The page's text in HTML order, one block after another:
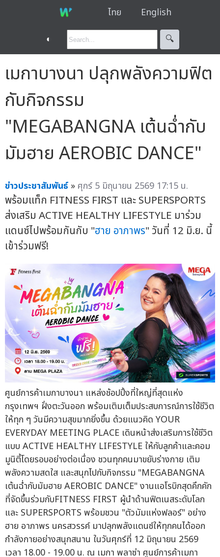
ไทย English
◐ 🔍︎
เมกาบางนา ปลุกพลังความฟิต
กับกิจกรรม
"MEGABANGNA เต้นฉ่ำกับ
มัมฮาย AEROBIC DANCE"
ข่าวประชาสัมพันธ์ » ศุกร์ 5 มิถุนายน 2569 17:15 น.
พร้อมแท็ก FITNESS FIRST และ SUPERSPORTS
ส่งเสริม ACTIVE HEALTHY LIFESTYLE มาร่วม
แดนซ์ไปพร้อมกันกับ "ฮาย อาภาพร" วันที่ 12 มิ.ย. นี้
เข้าร่วมฟรี!
ศูนย์การค้าเมกาบางนา แหล่งช้อปปิ้งที่ใหญ่ที่สุดแห่ง
กรุงเทพฯ ฝั่งตะวันออก พร้อมเติมเต็มประสบการณ์การใช้ชีวิต
ให้ทุก ๆ วันมีความสุขมากยิ่งขึ้น ด้วยแนวคิด YOUR
EVERYDAY MEETING PLACE เดินหน้าส่งเสริมการใช้ชีวิต
แบบ ACTIVE HEALTHY LIFESTYLE ให้กับลูกค้าและคอม
มูนิตี้โดยรอบอย่างต่อเนื่อง ชวนทุกคนมาขยับร่างกาย เติม
พลังความสดใส และสนุกไปกับกิจกรรม "MEGABANGNA
เต้นฉ่ำกับมัมฮาย AEROBIC DANCE" งานแอโรบิกสุดคึกคัก
ที่จัดขึ้นร่วมกับFITNESS FIRST ผู้นำด้านฟิตเนสระดับโลก
และ SUPERSPORTS พร้อมชวน "ตัวมัมแห่งฟลอร์" อย่าง
ฮาย อาภาพร นครสวรรค์ มาปลุกพลังแดนซ์ให้ทุกคนได้ออก
กำลังกายอย่างสนุกสนาน ในวันศุกร์ที่ 12 มิถุนายน 2569
เวลา 18.00 - 19.00 น. ณ เมกา พลาซ่า ศูนย์การค้าเมกา